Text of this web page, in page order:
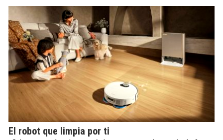
El robot que limpia por ti